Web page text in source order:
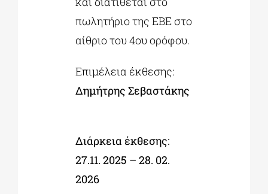
πωλητήριο της ΕΒΕ στο
αίθριο του 4ου ορόφου.
Eπιμέλεια έκθεσης:
Δημήτρης Σεβαστάκης
Διάρκεια έκθεσης:
27.11. 2025 – 28. 02.
2026